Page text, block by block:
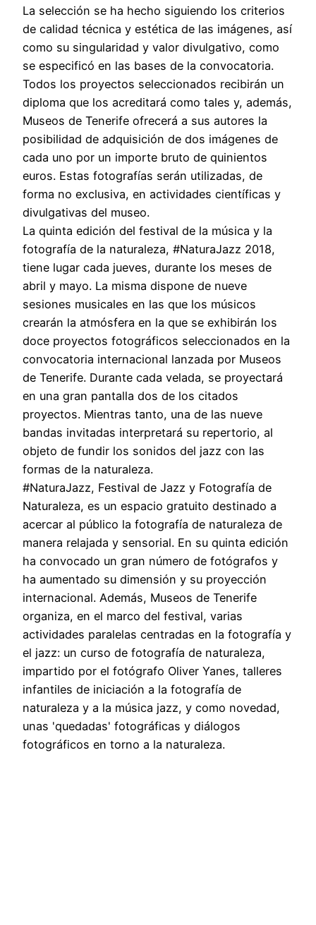
La selección se ha hecho siguiendo los criterios
de calidad técnica y estética de las imágenes, así
como su singularidad y valor divulgativo, como
se especificó en las bases de la convocatoria.
Todos los proyectos seleccionados recibirán un
diploma que los acreditará como tales y, además,
Museos de Tenerife ofrecerá a sus autores la
posibilidad de adquisición de dos imágenes de
cada uno por un importe bruto de quinientos
euros. Estas fotografías serán utilizadas, de
forma no exclusiva, en actividades científicas y
divulgativas del museo.
La quinta edición del festival de la música y la
fotografía de la naturaleza, #NaturaJazz 2018,
tiene lugar cada jueves, durante los meses de
abril y mayo. La misma dispone de nueve
sesiones musicales en las que los músicos
crearán la atmósfera en la que se exhibirán los
doce proyectos fotográficos seleccionados en la
convocatoria internacional lanzada por Museos
de Tenerife. Durante cada velada, se proyectará
en una gran pantalla dos de los citados
proyectos. Mientras tanto, una de las nueve
bandas invitadas interpretará su repertorio, al
objeto de fundir los sonidos del jazz con las
formas de la naturaleza.
#NaturaJazz, Festival de Jazz y Fotografía de
Naturaleza, es un espacio gratuito destinado a
acercar al público la fotografía de naturaleza de
manera relajada y sensorial. En su quinta edición
ha convocado un gran número de fotógrafos y
ha aumentado su dimensión y su proyección
internacional. Además, Museos de Tenerife
organiza, en el marco del festival, varias
actividades paralelas centradas en la fotografía y
el jazz: un curso de fotografía de naturaleza,
impartido por el fotógrafo Oliver Yanes, talleres
infantiles de iniciación a la fotografía de
naturaleza y a la música jazz, y como novedad,
unas 'quedadas' fotográficas y diálogos
fotográficos en torno a la naturaleza.